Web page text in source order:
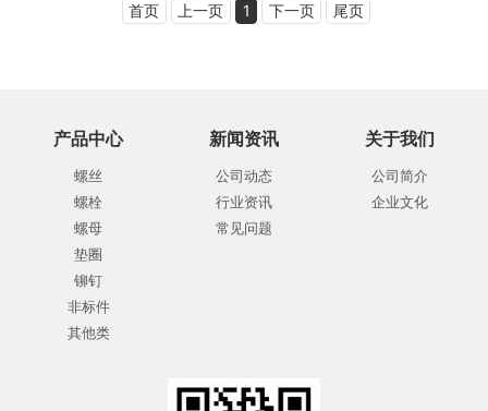
首页 上一页 1 下一页 尾页
产品中心
螺丝
螺栓
螺母
垫圈
铆钉
非标件
其他类
新闻资讯
公司动态
行业资讯
常见问题
关于我们
公司简介
企业文化